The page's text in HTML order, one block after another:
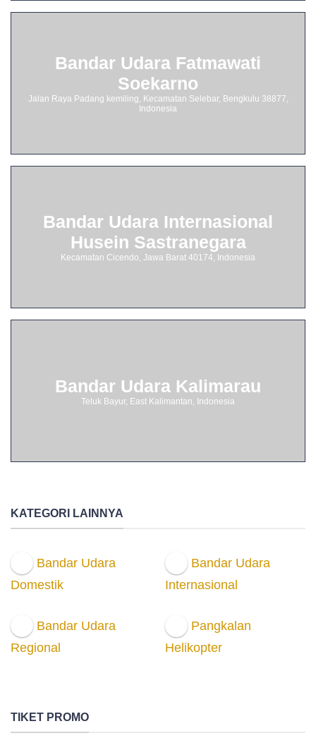
Bandar Udara Fatmawati
Soekarno
Jalan Raya Padang kemiling, Kecamatan Selebar, Bengkulu 38877,
Indonesia
Bandar Udara Internasional
Husein Sastranegara
Kecamatan Cicendo, Jawa Barat 40174, Indonesia
Bandar Udara Kalimarau
Teluk Bayur, East Kalimantan, Indonesia
KATEGORI LAINNYA
Bandar Udara
Domestik
Bandar Udara
Internasional
Bandar Udara
Regional
Pangkalan
Helikopter
TIKET PROMO